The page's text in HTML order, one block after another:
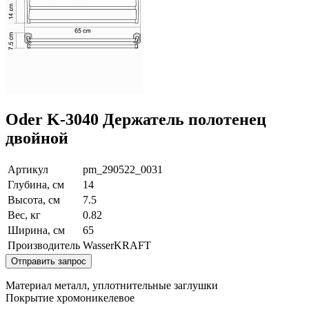
Oder K-3040 Держатель полотенец
двойной
Артикул
pm_290522_0031
Глубина, см
14
Высота, см
7.5
Вес, кг
0.82
Ширина, см
65
Производитель WasserKRAFT
Отправить запрос
Материал металл, уплотнительные заглушки
Покрытие хромоникелевое